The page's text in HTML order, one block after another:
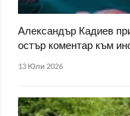
Александър Кадиев
остър коментар към
13 Юли 2026